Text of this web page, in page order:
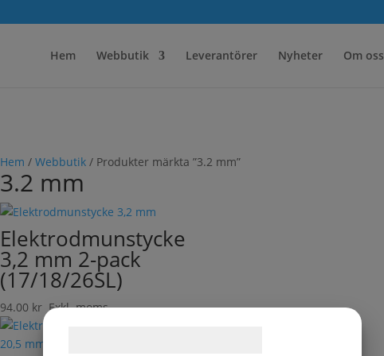
Hem Webbutik Leverantörer Nyheter Om oss
Hem / Webbutik/ Produkter märkta ”3.2 mm”
3.2 mm
Elektrodmunstycke
3,2 mm 2-pack
(17/18/26SL)
94.00 krExkl. moms